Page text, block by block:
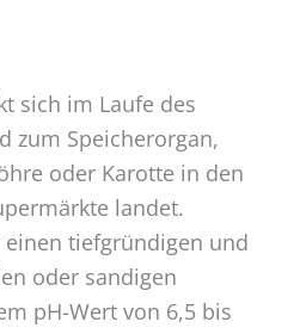
sich im Laufe des
zum Speicherorgan,
oder Karotte in den
landet.
tiefgründigen und
oder sandigen
pH-Wert von 6,5 bis